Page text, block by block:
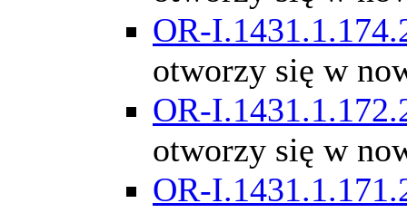
OR-
otworzy się w
OR-
otworzy się w
OR-